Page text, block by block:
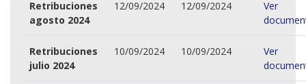
Retribuciones
agosto 2024
12/09/2024 12/09/2024
Ver
Retribuciones
julio 2024
10/09/2024 10/09/2024
Ver